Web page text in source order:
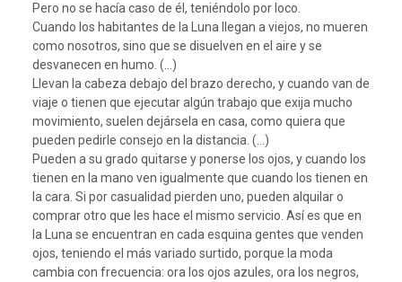
Pero no se hacía caso de él, teniéndolo por loco.
Cuando los habitantes de la Luna llegan a viejos, no mueren
como nosotros, sino que se disuelven en el aire y se
desvanecen en humo. (…)
Llevan la cabeza debajo del brazo derecho, y cuando van de
viaje o tienen que ejecutar algún trabajo que exija mucho
movimiento, suelen dejársela en casa, como quiera que
pueden pedirle consejo en la distancia. (…)
Pueden a su grado quitarse y ponerse los ojos, y cuando los
tienen en la mano ven igualmente que cuando los tienen en
la cara. Si por casualidad pierden uno, pueden alquilar o
comprar otro que les hace el mismo servicio. Así es que en
la Luna se encuentran en cada esquina gentes que venden
ojos, teniendo el más variado surtido, porque la moda
cambia con frecuencia: ora los ojos azules, ora los negros,